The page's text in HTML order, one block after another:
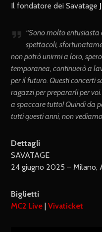
Il fondatore dei Savatage
“Sono molto
spettacoli,
non potrò unirmi a loro,
temporanea, continuerò a
per il futuro. Questi concerti
ragazzi per prepararli per
a spaccare tutto! Quindi da
tutti questi anni, non
Dettagli
SAVATAGE
24 giugno 2025 – Milano,
Biglietti
MC2 Live |Vivaticket